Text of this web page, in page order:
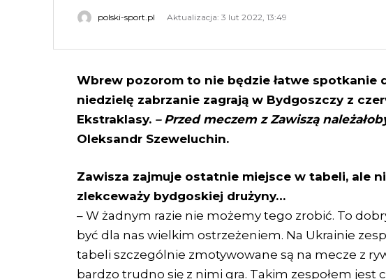
polski-sport.pl Aktualizacja: 3 lut 2022, 13:49
Wbrew pozorom to nie będzie łatwe spotkanie
niedzielę zabrzanie zagrają w Bydgoszczy z
Ekstraklasy. – Przed meczem z Zawiszą
Oleksandr Szeweluchin.
Zawisza zajmuje ostatnie miejsce w tabeli, ale
zlekceważy bydgoskiej drużyny…
– W żadnym razie nie możemy tego zrobić. To
być dla nas wielkim ostrzeżeniem. Na Ukrainie
tabeli szczególnie zmotywowane są na mecze z
bardzo trudno się z nimi gra. Takim zespołem jest